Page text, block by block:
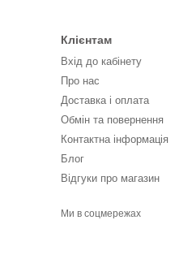
Клієнтам
Вхід до кабінету
Про нас
Доставка і оплата
Обмін та повернення
Контактна інформація
Блог
Відгуки про магазин
Ми в соцмережах